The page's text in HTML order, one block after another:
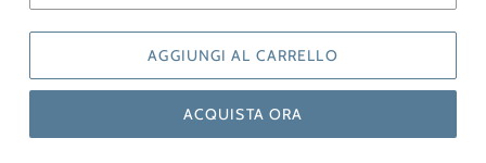
AGGIUNGI AL CARRELLO
ACQUISTA ORA